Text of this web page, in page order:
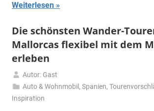
Weiterlesen
Die schönsten Wander-
Mallorcas flexibel mit dem
erleben
30.
Juli
Autor: Gast
Auto & Wohnmobil ,Spanien,
Inspiration